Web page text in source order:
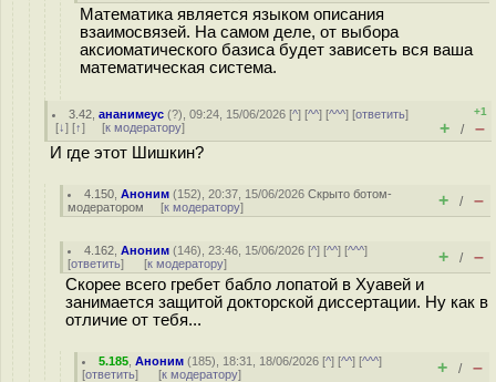
Математика является языком описания
взаимосвязей. На самом деле, от выбора
аксиоматического базиса будет зависеть вся ваша
математическая система.
3.42 ,ананимеус (?), 09:24, 15/06/2026 [^] [^^] [^^^] [ответить]
[↓] [↑] [к модератору]
+1
+ / –
И где этот Шишкин?
4.150 ,Аноним (152), 20:37, 15/06/2026Скрыто ботом-
модератором [к модератору] + / –
4.162 ,Аноним (146), 23:46, 15/06/2026 [^] [^^] [^^^]
[ответить] [к модератору] + / –
Скорее всего гребет бабло лопатой в Хуавей и
занимается защитой докторской диссертации. Ну как в
отличие от тебя...
5.185 ,Аноним (185), 18:31, 18/06/2026 [^] [^^] [^^^]
[ответить] [к модератору] + / –